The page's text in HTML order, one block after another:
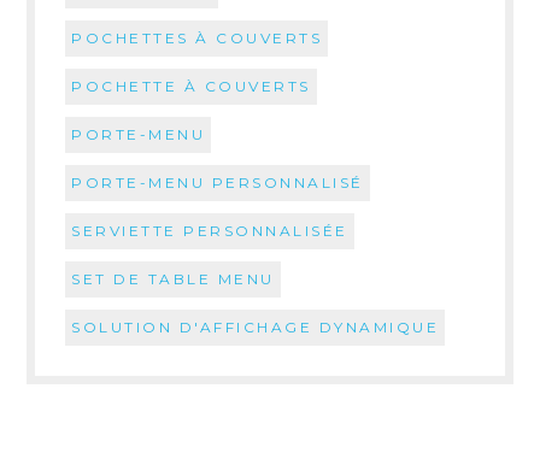
POCHETTES À COUVERTS
POCHETTE À COUVERTS
PORTE-MENU
PORTE-MENU PERSONNALISÉ
SERVIETTE PERSONNALISÉE
SET DE TABLE MENU
SOLUTION D'AFFICHAGE DYNAMIQUE